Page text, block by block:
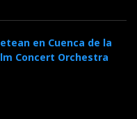
en Cuenca de la
Concert Orchestra